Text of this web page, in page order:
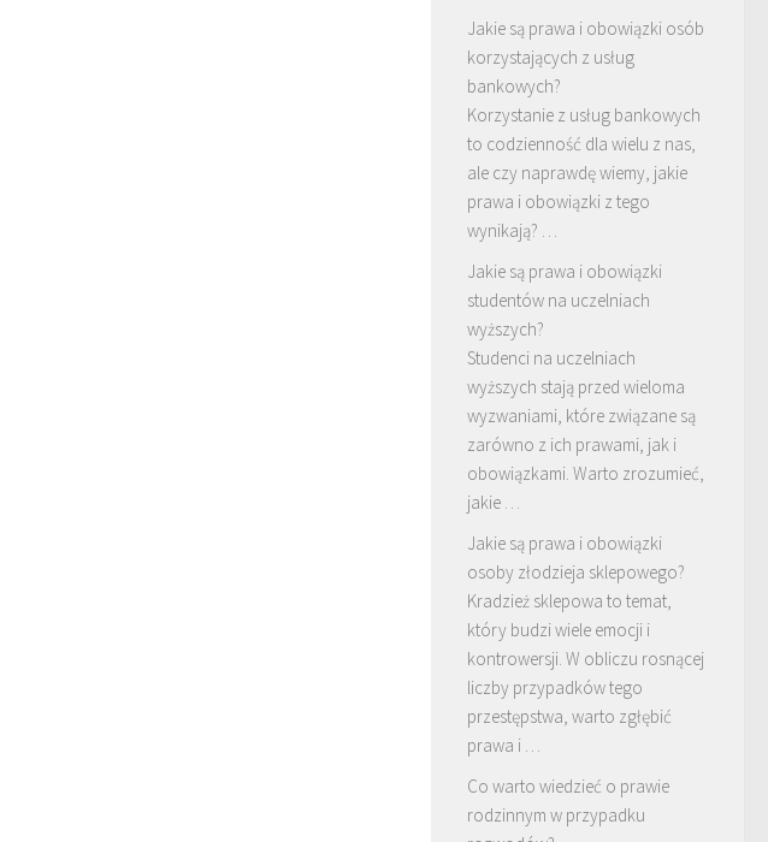
Jakie są prawa i obowiązki osób
korzystających z usług
bankowych?
Korzystanie z usług bankowych
to codzienność dla wielu z nas,
ale czy naprawdę wiemy, jakie
prawa i obowiązki z tego
wynikają? …
Jakie są prawa i obowiązki
studentów na uczelniach
wyższych?
Studenci na uczelniach
wyższych stają przed wieloma
wyzwaniami, które związane są
zarówno z ich prawami, jak i
obowiązkami. Warto zrozumieć,
jakie …
Jakie są prawa i obowiązki
osoby złodzieja sklepowego?
Kradzież sklepowa to temat,
który budzi wiele emocji i
kontrowersji. W obliczu rosnącej
liczby przypadków tego
przestępstwa, warto zgłębić
prawa i …
Co warto wiedzieć o prawie
rodzinnym w przypadku